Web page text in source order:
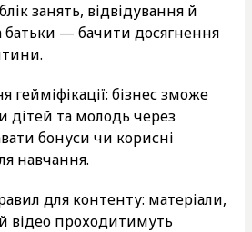
занять, відвідування й
батьки — бачити досягнення
гейміфікації: бізнес зможе
дітей та молодь через
бонуси чи корисні
навчання.
для контенту: матеріали,
відео проходитимуть